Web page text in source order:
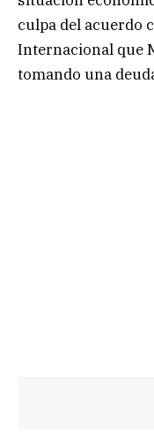
culpa del acuerdo
Internacional que
tomando una